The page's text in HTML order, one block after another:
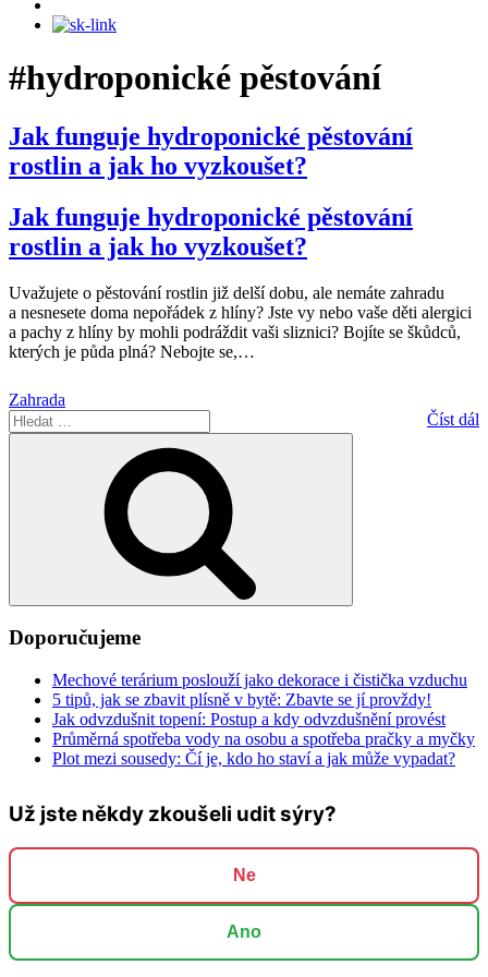
#hydroponické pěstování
Jak funguje hydroponické pěstování
rostlin a jak ho vyzkoušet?
Jak funguje hydroponické pěstování
rostlin a jak ho vyzkoušet?
Uvažujete o pěstování rostlin již delší dobu, ale nemáte zahradu
a nesnesete doma nepořádek z hlíny? Jste vy nebo vaše děti alergici
a pachy z hlíny by mohli podráždit vaši sliznici? Bojíte se škůdců,
kterých je půda plná? Nebojte se,…
Zahrada
Číst dál
Hledat:
Doporučujeme
Mechové terárium poslouží jako dekorace i čistička vzduchu
5 tipů, jak se zbavit plísně v bytě: Zbavte se jí provždy!
Jak odvzdušnit topení: Postup a kdy odvzdušnění provést
Průměrná spotřeba vody na osobu a spotřeba pračky a myčky
Plot mezi sousedy: Čí je, kdo ho staví a jak může vypadat?
Už jste někdy zkoušeli udit sýry?
Ne
Ano